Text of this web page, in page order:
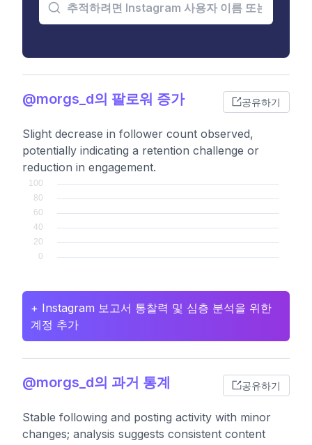
@morgs_d의 팔로워 증가 공유하기
Slight decrease in follower count observed,
potentially indicating a retention challenge or
reduction in engagement.
+ Instagram 보고서 통찰력 및 심층 분석을 위한
계정 추가
@morgs_d의 과거 통계 공유하기
Stable following and posting activity with minor
changes; analysis suggests consistent content